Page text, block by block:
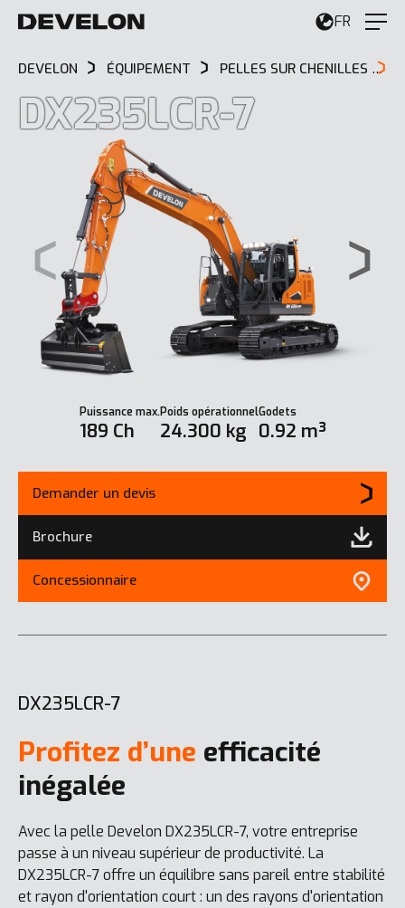
FR
DEVELON ÉQUIPEMENT PELLES SUR CHENILLES
DX235LCR-7
Puissance max.
189 Ch
Poids opérationnel
24.300 kg
Godets
0.92 m³
Demander un devis
Brochure
Concessionnaire
DX235LCR-7
Profitez d’une efficacité
inégalée
Avec la pelle Develon DX235LCR-7, votre entreprise
passe à un niveau supérieur de productivité. La
DX235LCR-7 offre un équilibre sans pareil entre stabilité
et rayon d'orientation court : un des rayons d'orientation